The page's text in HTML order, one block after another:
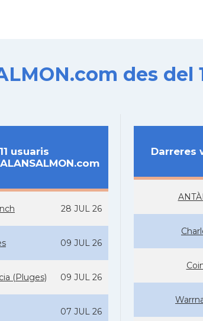
des del
usuaris
28 JUL 26
09 JUL 26
(Pluges) 09 JUL 26
07 JUL 26
Darreres